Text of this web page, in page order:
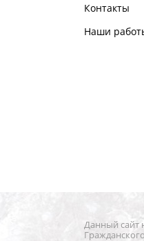
Контакты
Наши
Данный сайт